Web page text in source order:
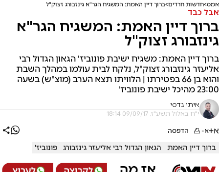
אמס חדשות חרדים ברוך דיין האמת: המשגיח הגר"א גינזבורג זצוק"ל
אבל כבד
ברוך דיין האמת: המשגיח הגר"א
גינזבורג זצוק"ל
ברוך דיין האמת: משגיח ישיבת פונוביז' הגאון הגדול רבי
אליעזר גינזבורג זצוק"ל, נלקח לבית עולמו במהלך השבת
והוא בן 66 בפטירתו | הלוויתו תצא הערב (מוצ"ש) בשעה
23:00 מהיכל ישיבת פונוביז'
איתי גדסי
י"ח באלול תשע"ז, 09/09/17 18:14
א+א- הדפסה
ברוך דיין האמת הגאון הגדול רבי אליעזר גינזבורג פונוביז'